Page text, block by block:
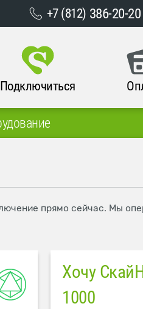
+7 (812) 386-20-20
Подключиться
прямо сейчас. Мы
Хочу
1000